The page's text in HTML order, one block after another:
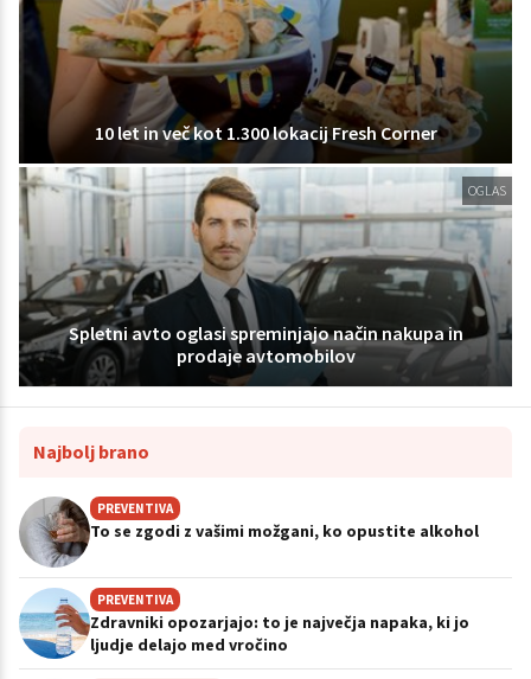
10 let in več kot 1.300 lokacij Fresh Corner
OGLAS
Spletni avto oglasi spreminjajo način nakupa in
prodaje avtomobilov
Najbolj brano
PREVENTIVA
To se zgodi z vašimi možgani, ko opustite alkohol
PREVENTIVA
Zdravniki opozarjajo: to je največja napaka, ki jo
ljudje delajo med vročino